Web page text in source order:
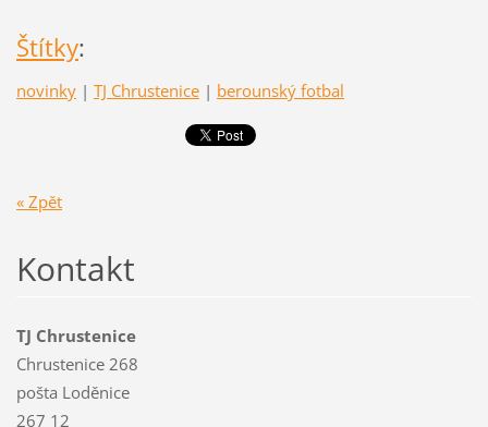
Štítky:
novinky | TJ Chrustenice | berounský fotbal
« Zpět
Kontakt
TJ Chrustenice
Chrustenice 268
pošta Loděnice
267 12